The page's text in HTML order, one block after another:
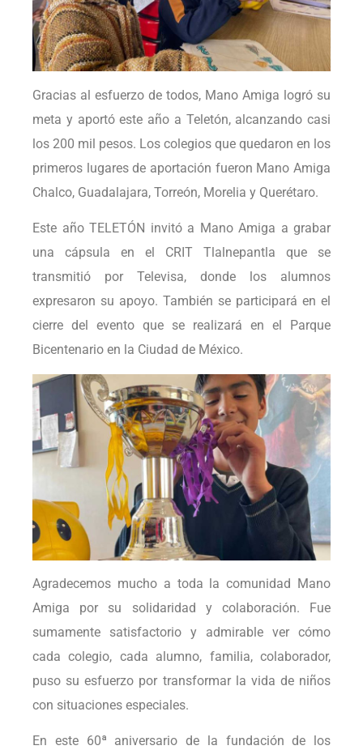
Gracias al esfuerzo de todos, Mano Amiga logró su
meta y aportó este año a Teletón, alcanzando casi
los 200 mil pesos. Los colegios que quedaron en los
primeros lugares de aportación fueron Mano Amiga
Chalco, Guadalajara, Torreón, Morelia y Querétaro.
Este año TELETÓN invitó a Mano Amiga a grabar
una cápsula en el CRIT Tlalnepantla que se
transmitió por Televisa, donde los alumnos
expresaron su apoyo. También se participará en el
cierre del evento que se realizará en el Parque
Bicentenario en la Ciudad de México.
Agradecemos mucho a toda la comunidad Mano
Amiga por su solidaridad y colaboración. Fue
sumamente satisfactorio y admirable ver cómo
cada colegio, cada alumno, familia, colaborador,
puso su esfuerzo por transformar la vida de niños
con situaciones especiales.
En este 60ª aniversario de la fundación de los